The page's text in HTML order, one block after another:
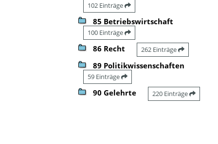
102 Einträge
85 Betriebswirtschaft
100 Einträge
86 Recht 262 Einträge
89 Politikwissenschaften
59 Einträge
90 Gelehrte 220 Einträge